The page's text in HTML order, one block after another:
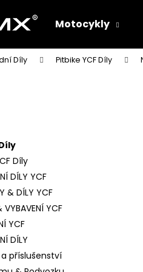
Motocykly
Díly Pitbike YCF Díly
Díly
DÍLY YCF
& DÍLY YCF
VYBAVENÍ YCF
YCF
DÍLY
příslušenství